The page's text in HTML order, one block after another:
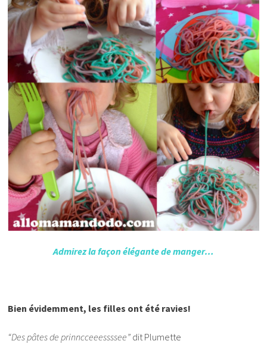
Admirez la façon élégante de manger…
Bien évidemment, les filles ont été ravies!
“Des pâtes de prinncceeessssee” dit Plumette